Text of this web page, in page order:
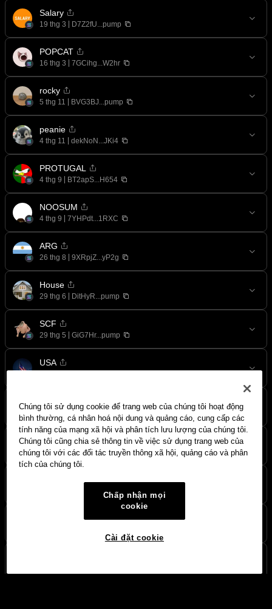
Salary
19 thg 3 D7Z2fU...pump
POPCAT
16 thg 3 7GCihg...W2hr
rocky
5 thg 11 BVG3BJ...pump
peanie
4 thg 11 dekNoN...JKi4
PROTUGAL
4 thg 9 BT2apS...H654
NOOSUM
4 thg 9 7YHPdt...1RXC
ARG
26 thg 8 9XRpjZ...yP2g
House
29 thg 6 DitHyR...pump
SCF
29 thg 5 GiG7Hr...pump
USA
BULLY
20 thg 5 79yTpy...pump
HAMMY
20 thg 5 26KMQV...4Udr
5mbK36...oWdp
Chúng tôi sử dụng cookie để trang web của chúng tôi hoạt động
bình thường, cá nhân hoá nội dung và quảng cáo, cung cấp các
tính năng của mạng xã hội và phân tích lưu lượng của chúng tôi.
Chúng tôi cũng chia sẻ thông tin về việc sử dụng trang web của
chúng tôi với các đối tác truyền thông xã hội, quảng cáo và phân
tích của chúng tôi.
Chấp nhận mọi
cookie
Cài đặt cookie